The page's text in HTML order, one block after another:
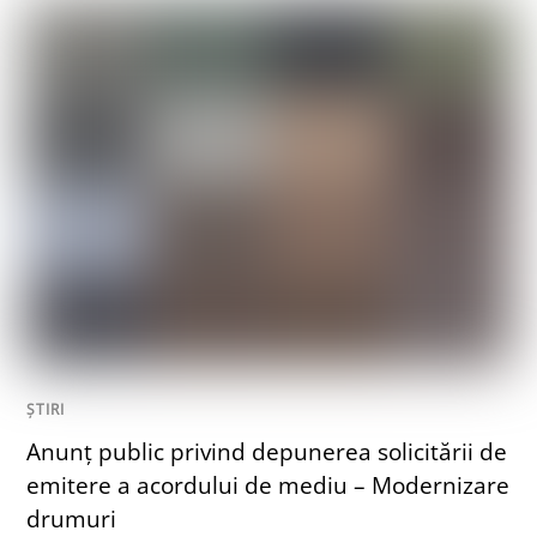
ȘTIRI
Anunț public privind depunerea solicitării de
emitere a acordului de mediu – Modernizare
drumuri